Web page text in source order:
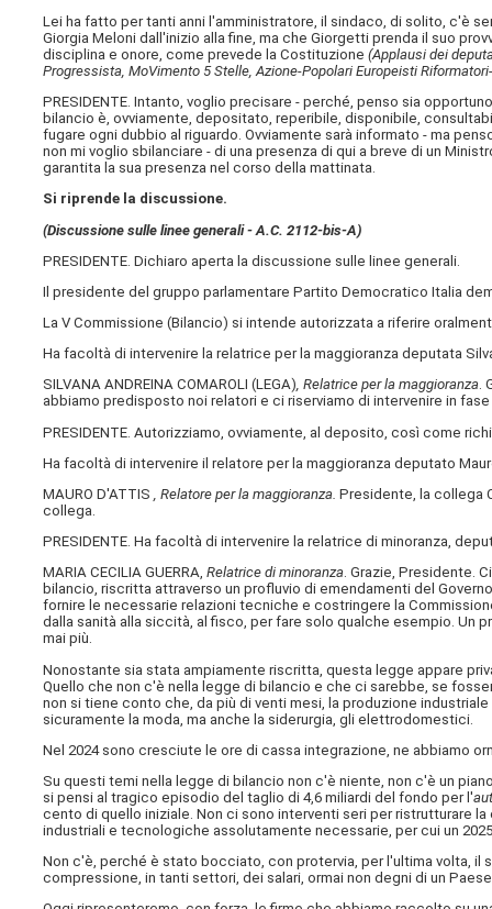
Lei ha fatto per tanti anni l'amministratore, il sindaco, di solito, c'è
Giorgia Meloni dall'inizio alla fine, ma che Giorgetti prenda il suo
disciplina e onore, come prevede la Costituzione(Applausi dei
Progressista, MoVimento 5 Stelle, Azione-Popolari Europeisti
PRESIDENTE. Intanto, voglio precisare - perché, penso sia
bilancio è, ovviamente, depositato, reperibile, disponibile,
fugare ogni dubbio al riguardo. Ovviamente sarà informato - ma
non mi voglio sbilanciare - di una presenza di qui a breve di un
garantita la sua presenza nel corso della mattinata.
Si riprende la discussione.
(Discussione sulle linee generali - A.C. 2112-bis-A​)
PRESIDENTE. Dichiaro aperta la discussione sulle linee generali.
Il presidente del gruppo parlamentare Partito Democratico Italia
La V Commissione (Bilancio) si intende autorizzata a riferire
Ha facoltà di intervenire la relatrice per la maggioranza deputata
SILVANA ANDREINA COMAROLI (LEGA), Relatrice per la maggioranza.
abbiamo predisposto noi relatori e ci riserviamo di intervenire in
PRESIDENTE. Autorizziamo, ovviamente, al deposito, così come
Ha facoltà di intervenire il relatore per la maggioranza deputato
MAURO D'ATTIS, Relatore per la maggioranza.Presidente, la collega
collega.
PRESIDENTE. Ha facoltà di intervenire la relatrice di minoranza,
MARIA CECILIA GUERRA,Relatrice di minoranza. Grazie, Presidente.
bilancio, riscritta attraverso un profluvio di emendamenti del
fornire le necessarie relazioni tecniche e costringere la
dalla sanità alla siccità, al fisco, per fare solo qualche esempio.
mai più.
Nonostante sia stata ampiamente riscritta, questa legge appare
Quello che non c'è nella legge di bilancio e che ci sarebbe, se
non si tiene conto che, da più di venti mesi, la produzione
sicuramente la moda, ma anche la siderurgia, gli elettrodomestici.
Nel 2024 sono cresciute le ore di cassa integrazione, ne abbiamo
Su questi temi nella legge di bilancio non c'è niente, non c'è un
si pensi al tragico episodio del taglio di 4,6 miliardi del fondo per l'
cento di quello iniziale. Non ci sono interventi seri per ristrutturare
industriali e tecnologiche assolutamente necessarie, per cui un
Non c'è, perché è stato bocciato, con protervia, per l'ultima volta, il
compressione, in tanti settori, dei salari, ormai non degni di un